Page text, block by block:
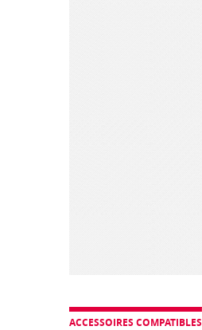
ACCESSOIRES COMPATIBLES